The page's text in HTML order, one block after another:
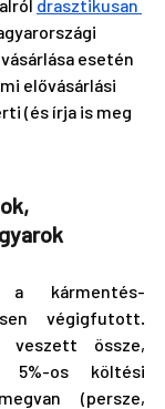
drasztikusan
esetén
elővásárlási
(és írja is meg
a kármentés-
végigfutott.
veszett össze,
5%-os költési
(persze,